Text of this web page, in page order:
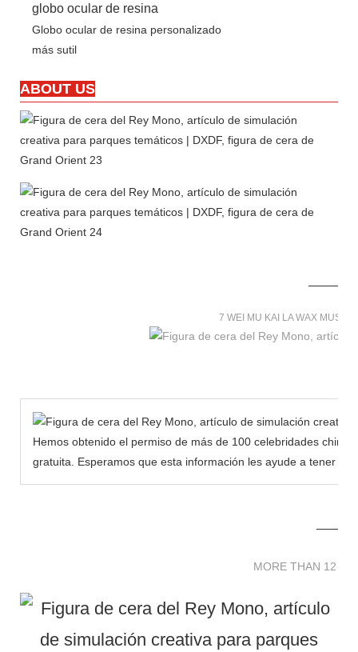
globo ocular de resina
Globo ocular de resina personalizado
más sutil
ABOUT US
7 WEI MU KAI LA WAX
Hemos obtenido el permiso de más de 100 celebridades
gratuita. Esperamos que esta información les ayude a tener
MORE THAN 12